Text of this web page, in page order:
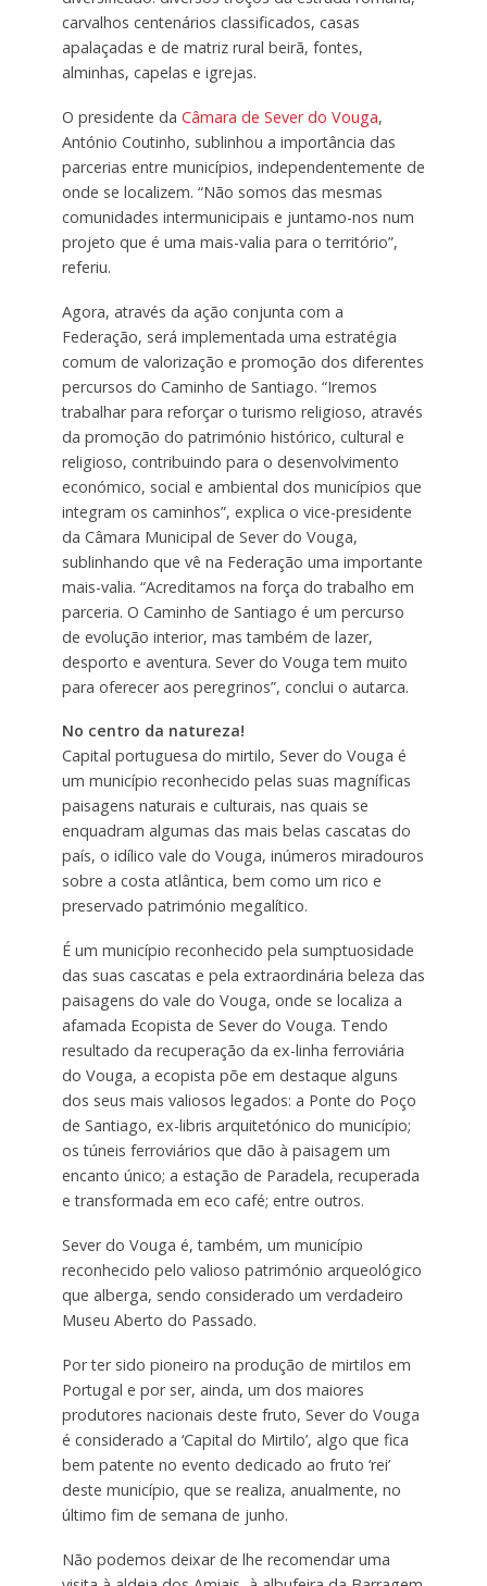
carvalhos centenários classificados, casas
apalaçadas e de matriz rural beirã, fontes,
alminhas, capelas e igrejas.
O presidente da Câmara de Sever do Vouga,
António Coutinho, sublinhou a importância das
parcerias entre municípios, independentemente de
onde se localizem. “Não somos das mesmas
comunidades intermunicipais e juntamo-nos num
projeto que é uma mais-valia para o território”,
referiu.
Agora, através da ação conjunta com a
Federação, será implementada uma estratégia
comum de valorização e promoção dos diferentes
percursos do Caminho de Santiago. “Iremos
trabalhar para reforçar o turismo religioso, através
da promoção do património histórico, cultural e
religioso, contribuindo para o desenvolvimento
económico, social e ambiental dos municípios que
integram os caminhos”, explica o vice-presidente
da Câmara Municipal de Sever do Vouga,
sublinhando que vê na Federação uma importante
mais-valia. “Acreditamos na força do trabalho em
parceria. O Caminho de Santiago é um percurso
de evolução interior, mas também de lazer,
desporto e aventura. Sever do Vouga tem muito
para oferecer aos peregrinos”, conclui o autarca.
No centro da natureza!
Capital portuguesa do mirtilo, Sever do Vouga é
um município reconhecido pelas suas magníficas
paisagens naturais e culturais, nas quais se
enquadram algumas das mais belas cascatas do
país, o idílico vale do Vouga, inúmeros miradouros
sobre a costa atlântica, bem como um rico e
preservado património megalítico.
É um município reconhecido pela sumptuosidade
das suas cascatas e pela extraordinária beleza das
paisagens do vale do Vouga, onde se localiza a
afamada Ecopista de Sever do Vouga. Tendo
resultado da recuperação da ex-linha ferroviária
do Vouga, a ecopista põe em destaque alguns
dos seus mais valiosos legados: a Ponte do Poço
de Santiago, ex-libris arquitetónico do município;
os túneis ferroviários que dão à paisagem um
encanto único; a estação de Paradela, recuperada
e transformada em eco café; entre outros.
Sever do Vouga é, também, um município
reconhecido pelo valioso património arqueológico
que alberga, sendo considerado um verdadeiro
Museu Aberto do Passado.
Por ter sido pioneiro na produção de mirtilos em
Portugal e por ser, ainda, um dos maiores
produtores nacionais deste fruto, Sever do Vouga
é considerado a ‘Capital do Mirtilo’, algo que fica
bem patente no evento dedicado ao fruto ‘rei’
deste município, que se realiza, anualmente, no
último fim de semana de junho.
Não podemos deixar de lhe recomendar uma